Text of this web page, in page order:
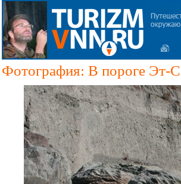
Фотография: В пороге Эт-